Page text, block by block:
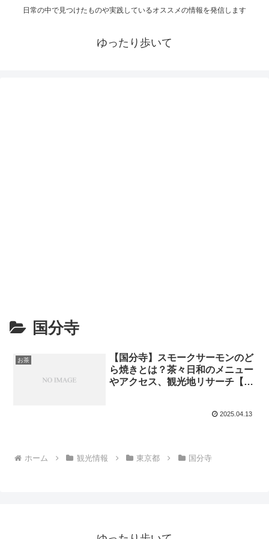
日常の中で見つけたものや実践しているオススメの情報を発信します
ゆったり歩いて
国分寺
お茶
【国分寺】スモークサーモンのど
ら焼きとは？茶々日和のメニュー
やアクセス、観光地リサーチ【ぶ
2025.04.13
ホーム 観光情報 東京都 国分寺